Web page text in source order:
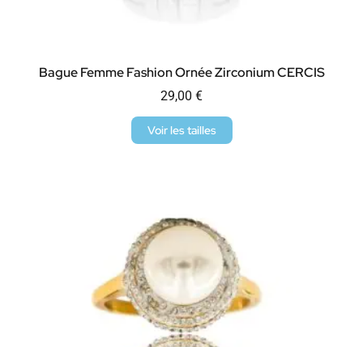
Bague Femme Fashion Ornée Zirconium CERCIS
29,00 €
Voir les tailles